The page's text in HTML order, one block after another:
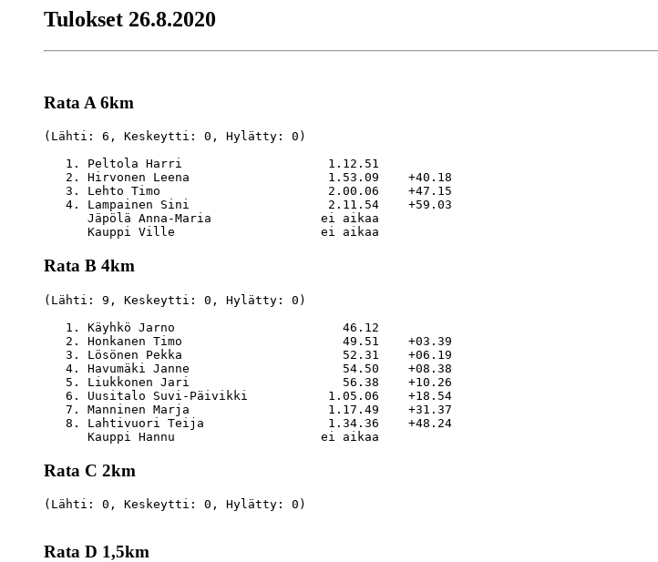
Tulokset 26.8.2020
Rata A 6km
(Lähti: 6, Keskeytti: 0, Hylätty: 0)
   1. Peltola Harri                    1.12.51
   2. Hirvonen Leena                   1.53.09    +40.18
   3. Lehto Timo                       2.00.06    +47.15
   4. Lampainen Sini                   2.11.54    +59.03
      Jäpölä Anna-Maria               ei aikaa
Rata B 4km
(Lähti: 9, Keskeytti: 0, Hylätty: 0)
   1. Käyhkö Jarno                       46.12
   2. Honkanen Timo                      49.51    +03.39
   3. Lösönen Pekka                      52.31    +06.19
   4. Havumäki Janne                     54.50    +08.38
   5. Liukkonen Jari                     56.38    +10.26
   6. Uusitalo Suvi-Päivikki           1.05.06    +18.54
   7. Manninen Marja                   1.17.49    +31.37
   8. Lahtivuori Teija                 1.34.36    +48.24
Rata C 2km
(Lähti: 0, Keskeytti: 0, Hylätty: 0)
Rata D 1,5km